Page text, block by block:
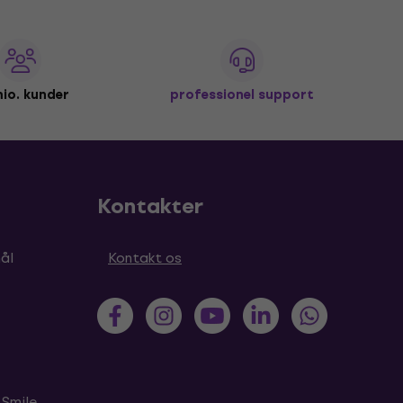
kunder professionel support
Kontakter
Kontakt os